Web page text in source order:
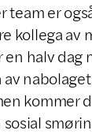
team er
kollega av
halv dag
kommer